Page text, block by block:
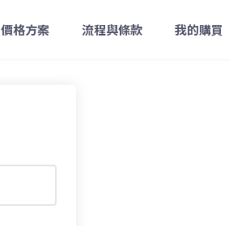
價格方案 流程與條款 我的購買